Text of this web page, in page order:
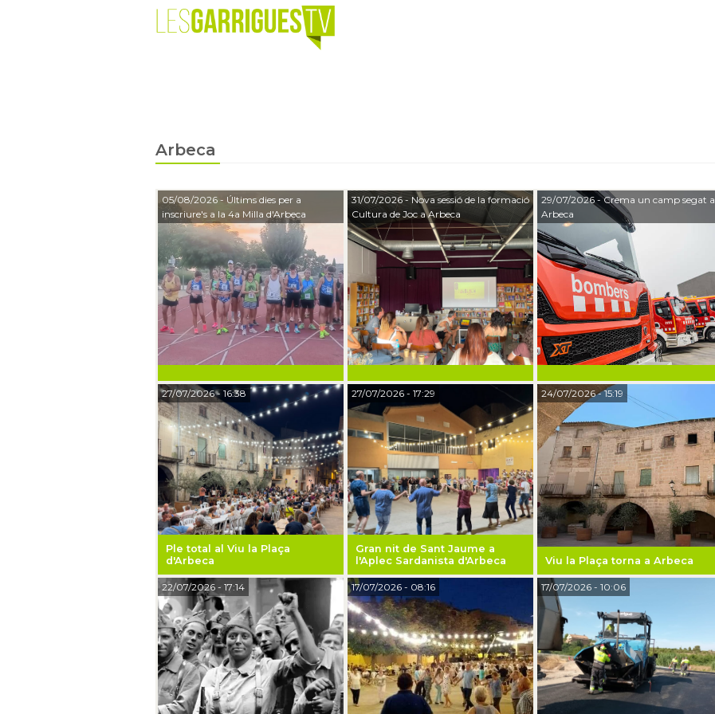
Arbeca
05/08/2026- Últims dies per a
inscriure's a la 4a Milla d'Arbeca
31/07/2026- Nova sessió de la formació
Cultura de Joc a Arbeca
29/07/2026- Crema un camp segat a
Arbeca
Ple total al Viu la Plaça
d'Arbeca
27/07/2026- 16:38
Gran nit de Sant Jaume a
l'Aplec Sardanista d'Arbeca
27/07/2026- 17:29
Viu la Plaça torna a Arbeca
24/07/2026- 15:19
22/07/2026- 17:14 17/07/2026- 08:16 17/07/2026- 10:06